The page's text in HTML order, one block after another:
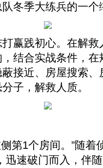
冬季大练兵的一个
赢践初心。在解
结合实战条件，
接近、房屋搜索
子，解救人质。
第1个房间。”随着
迅速破门而入，伴